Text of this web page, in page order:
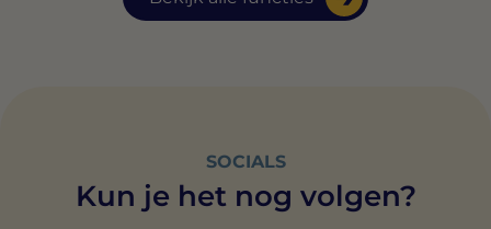
SOCIALS
Kun je het nog volgen?